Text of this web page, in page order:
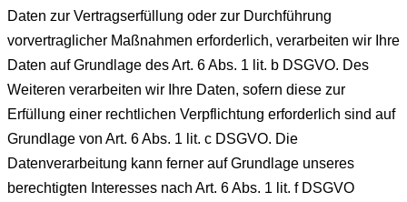
Daten zur Vertragserfüllung oder zur Durchführung
vorvertraglicher Maßnahmen erforderlich, verarbeiten wir Ihre
Daten auf Grundlage des Art. 6 Abs. 1 lit. b DSGVO. Des
Weiteren verarbeiten wir Ihre Daten, sofern diese zur
Erfüllung einer rechtlichen Verpflichtung erforderlich sind auf
Grundlage von Art. 6 Abs. 1 lit. c DSGVO. Die
Datenverarbeitung kann ferner auf Grundlage unseres
berechtigten Interesses nach Art. 6 Abs. 1 lit. f DSGVO